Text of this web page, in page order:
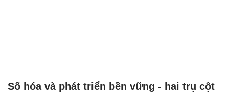
Số hóa và phát triển bền vững - hai trụ cột